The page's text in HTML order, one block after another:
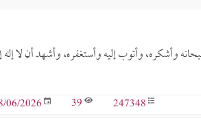
وأشكره، وأتوب إليه وأستغفره، وأشهد أن لا إله
247348
39
06/2026